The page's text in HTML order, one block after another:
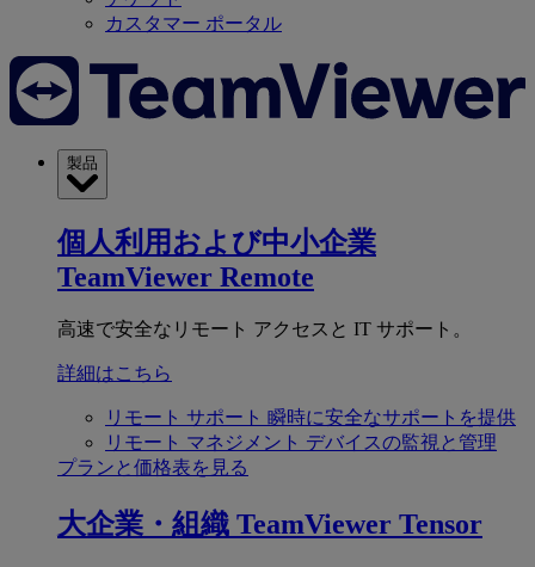
カスタマー ポータル
製品
個人利用および中小企業
TeamViewer Remote
高速で安全なリモート アクセスと IT サポート。
詳細はこちら
リモート サポート 瞬時に安全なサポートを提供
リモート マネジメント デバイスの監視と管理
プランと価格表を見る
大企業・組織 TeamViewer Tensor